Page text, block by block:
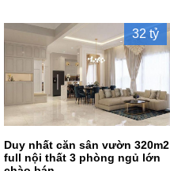
32 tỷ
Duy nhất căn sân vườn 320m2
full nội thất 3 phòng ngủ lớn